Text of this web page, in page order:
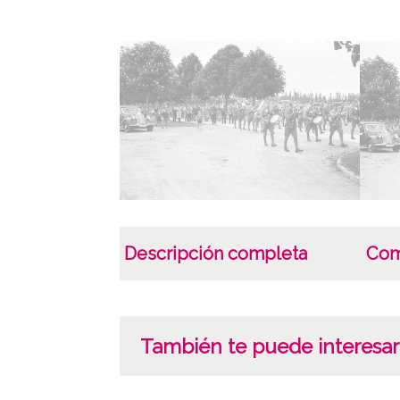
Descripción completa
También te puede interesar